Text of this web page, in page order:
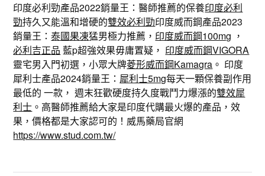
印度必利勁產品2022銷量王：醫師推薦的保養印度必利
勁持久又能溫和增硬的雙效必利勁印度威而鋼產品2023
銷量王：泰國果凍猛男極力推薦， 印度威而鋼100mg ，
必利吉正品 藍p超強效果毋庸置疑， 印度威而鋼VIGORA
靈宅男入門初選，小眾大牌菱形威而鋼Kamagra 。 印度
犀利士產品2024銷量王： 犀利士5mg每天一顆保養副作用
最低的 一款， 週末狂歡硬度持久度戰鬥力爆漲的雙效犀
利士 。高醫師推薦給大家是印度代購最火爆的產品，效
果，價格都是大家認可的！威馬藥局官網
https://www.stud.com.tw/